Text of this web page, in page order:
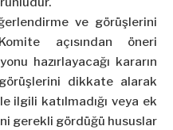
ve görüşlerini
açısından öneri
hazırlayacağı kararın
dikkate alarak
ilgili katılmadığı veya ek
gerekli gördüğü hususlar